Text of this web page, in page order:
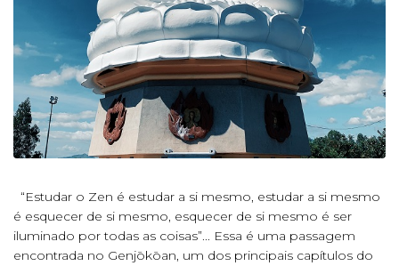
“Estudar o Zen é estudar a si mesmo, estudar a si mesmo
é esquecer de si mesmo, esquecer de si mesmo é ser
iluminado por todas as coisas”... Essa é uma passagem
encontrada no Genjōkōan, um dos principais capítulos do